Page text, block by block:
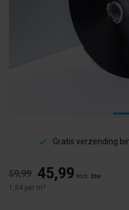
Gratis verzending
59,99 45,99 Incl. btw
1,84 per m²